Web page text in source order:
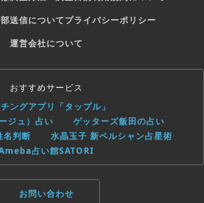
送信についてプライバシーポリシー
運営会社について
おすすめサービス
ングアプリ「タップル」
ジュ）占い
ゲッターズ飯田の占い
名判断
水晶玉子 新ペルシャン占星術
占い館SATORI
お問い合わせ